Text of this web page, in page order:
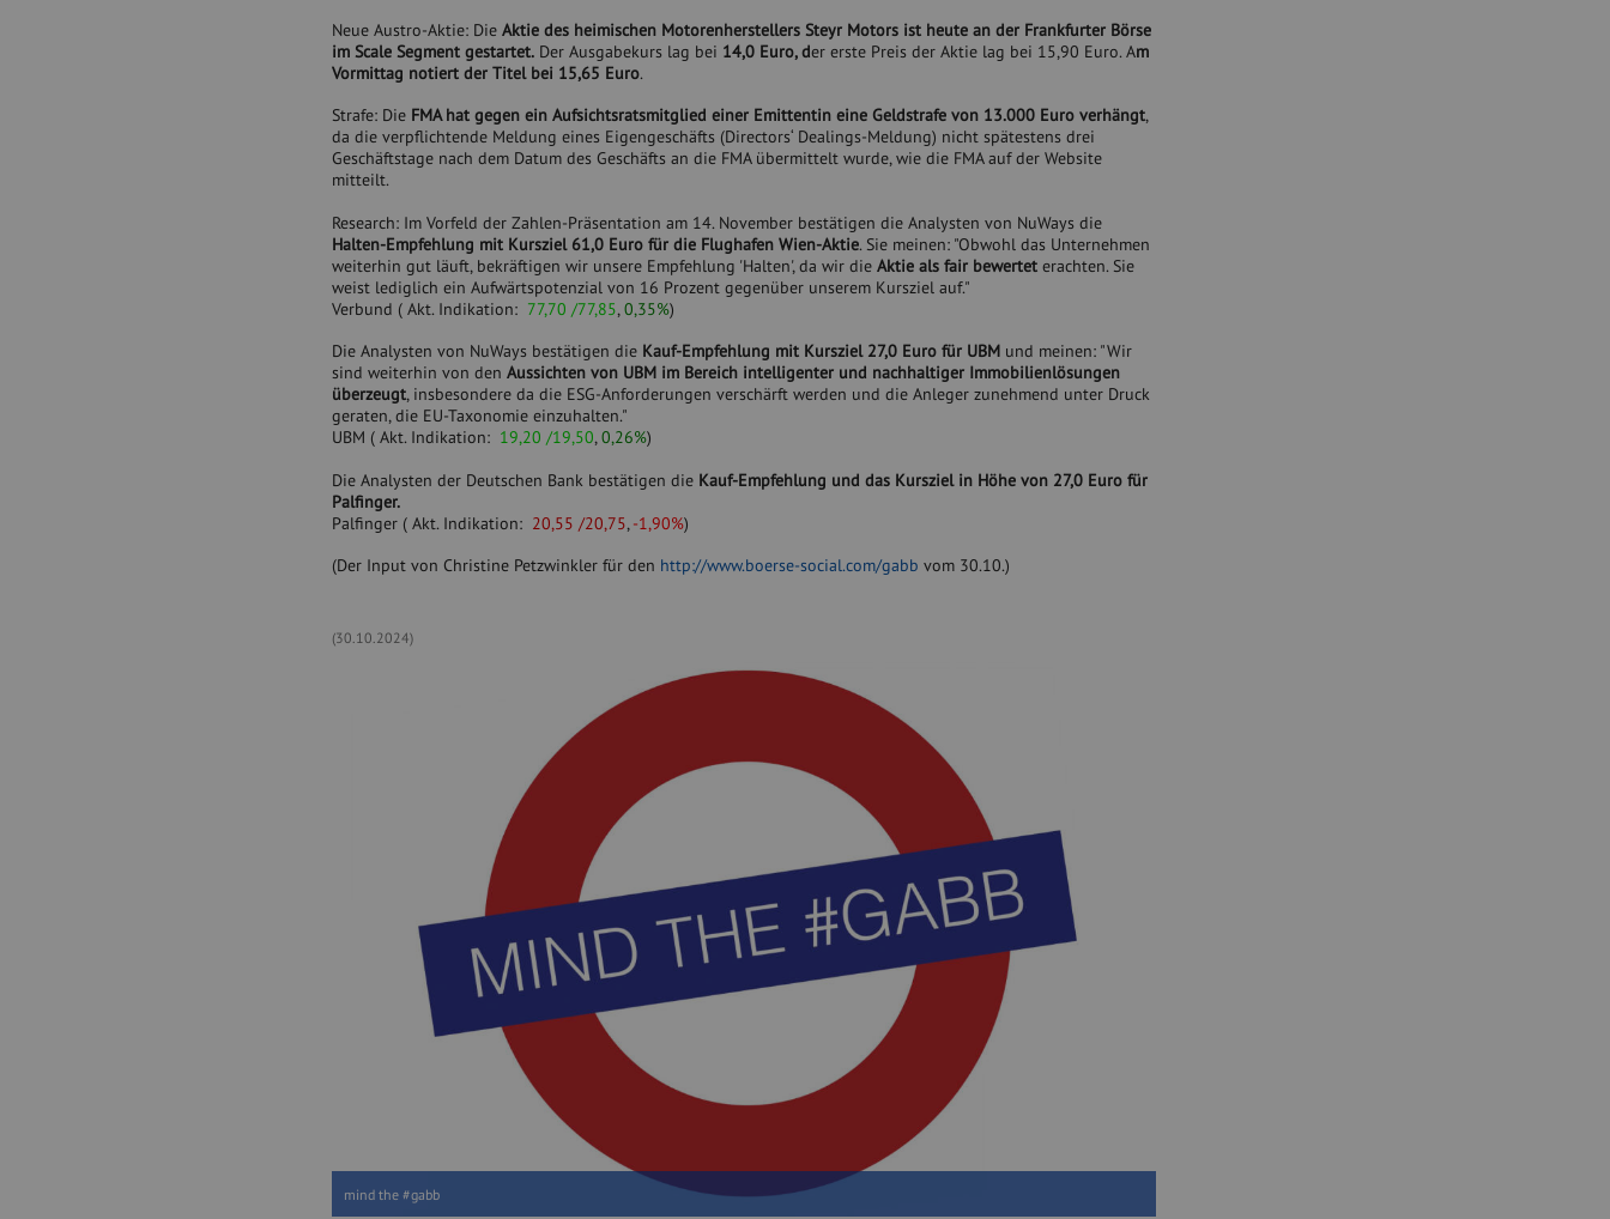
Neue Austro-Aktie: DieAktie des heimischen Motorenherstellers Steyr Motors ist heute an der Frankfurter Börse
im Scale Segment gestartet.Der Ausgabekurs lag bei 14,0 Euro, der erste Preis der Aktie lag bei 15,90 Euro. Am
Vormittag notiert der Titel bei 15,65 Euro.
Strafe: Die FMA hat gegen ein Aufsichtsratsmitglied einer Emittentin eine Geldstrafe von 13.000 Euro verhängt,
da die verpflichtende Meldung eines Eigengeschäfts (Directors‘ Dealings-Meldung) nicht spätestens drei
Geschäftstage nach dem Datum des Geschäfts an die FMA übermittelt wurde, wie die FMA auf der Website
mitteilt.
Research: Im Vorfeld der Zahlen-Präsentation am 14. November bestätigen die Analysten von NuWays die
Halten-Empfehlung mit Kursziel 61,0 Euro für die Flughafen Wien-Aktie. Sie meinen: "Obwohl das Unternehmen
weiterhin gut läuft, bekräftigen wir unsere Empfehlung 'Halten', da wir die Aktie als fair bewertet erachten. Sie
weist lediglich ein Aufwärtspotenzial von 16 Prozent gegenüber unserem Kursziel auf."
Verbund ( Akt. Indikation: 77,70 /77,85, 0,35%)
Die Analysten von NuWays bestätigen die Kauf-Empfehlung mit Kursziel 27,0 Euro für UBM und meinen: "Wir
sind weiterhin von den Aussichten von UBM im Bereich intelligenter und nachhaltiger Immobilienlösungen
überzeugt, insbesondere da die ESG-Anforderungen verschärft werden und die Anleger zunehmend unter Druck
geraten, die EU-Taxonomie einzuhalten."
UBM ( Akt. Indikation: 19,20 /19,50,0,26%)
Die Analysten der Deutschen Bank bestätigen die Kauf-Empfehlung und das Kursziel in Höhe von 27,0 Euro für
Palfinger.
Palfinger ( Akt. Indikation: 20,55 /20,75, -1,90%)
(Der Input von Christine Petzwinkler für den http://www.boerse-social.com/gabb vom 30.10.)
(30.10.2024)
mind the #gabb